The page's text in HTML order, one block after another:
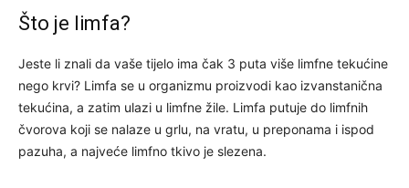
Što je limfa?
Jeste li znali da vaše tijelo ima čak 3 puta više limfne tekućine
nego krvi? Limfa se u organizmu proizvodi kao izvanstanična
tekućina, a zatim ulazi u limfne žile. Limfa putuje do limfnih
čvorova koji se nalaze u grlu, na vratu, u preponama i ispod
pazuha, a najveće limfno tkivo je slezena.